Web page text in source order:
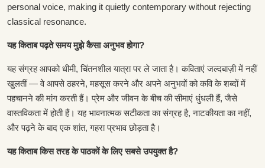
personal voice, making it quietly contemporary without rejecting
classical resonance.
यह किताब पढ़ते समय मुझे कैसा अनुभव होगा?
यह संग्रह आपको धीमी, चिंतनशील यात्रा पर ले जाता है। कविताएं जल्दबाज़ी में नहीं
खुलतीं — वे आपसे ठहरने, महसूस करने और अपने अनुभवों को कवि के शब्दों में
पहचानने की मांग करती हैं। प्रेम और जीवन के बीच की सीमाएं धुंधली हैं, जैसे
वास्तविकता में होती हैं। यह भावनात्मक सटीकता का संग्रह है, नाटकीयता का नहीं,
और पढ़ने के बाद एक शांत, गहरा प्रभाव छोड़ता है।
यह किताब किस तरह के पाठकों के लिए सबसे उपयुक्त है?